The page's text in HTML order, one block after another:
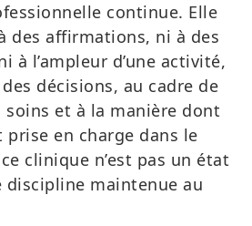
continue. Elle
des affirmations, ni à des
à l’ampleur d’une activité,
décisions, au cadre de
soins et à la manière dont
en charge dans le
clinique n’est pas un état
discipline maintenue au